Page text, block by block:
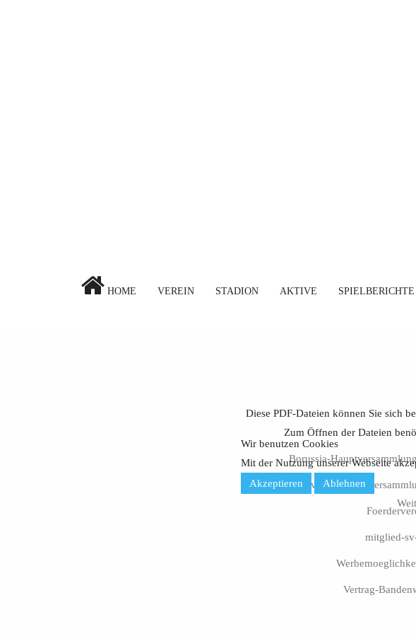
HOME VEREIN STADION AKTIVE
Diese PDF-Dateien können Sie sich
Zum Öffnen der Dateien
Borussia-
Foerderverein-
mitglied-
Vertrag-
Wir benutzen Cookies
Mit der Nutzung unserer Webseite
Akzeptieren
Ablehnen